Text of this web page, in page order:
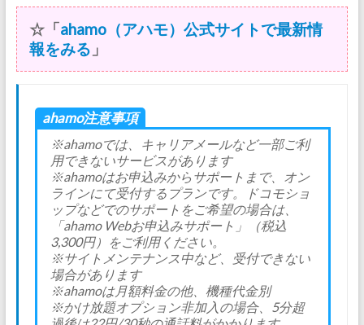
☆「ahamo（アハモ）公式サイトで最新情
報をみる 」
ahamo注意事項
※ahamoでは、キャリアメールなど⼀部ご利
⽤できないサービスがあります
※ahamoはお申込みからサポートまで、オン
ラインにて受付するプランです。ドコモショ
ップなどでのサポートをご希望の場合は、
「ahamo Webお申込みサポート」（税込
3,300円）をご利⽤ください。
※サイトメンテナンス中など、受付できない
場合があります
※ahamoは月額料金の他、機種代⾦別
※かけ放題オプション非加入の場合、5分超